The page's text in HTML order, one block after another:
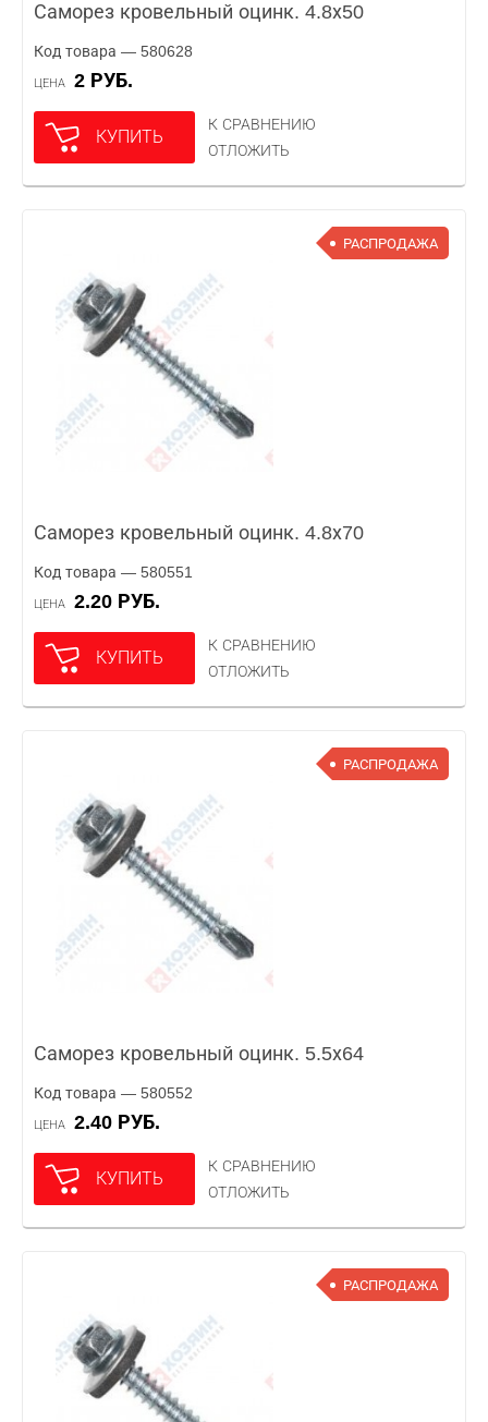
Саморез кровельный оцинк. 4.8х50
Код товара — 580628
ЦЕНА 2 РУБ.
КУПИТЬ
К СРАВНЕНИЮ
ОТЛОЖИТЬ
РАСПРОДАЖА
Саморез кровельный оцинк. 4.8х70
Код товара — 580551
ЦЕНА 2.20 РУБ.
КУПИТЬ
К СРАВНЕНИЮ
ОТЛОЖИТЬ
РАСПРОДАЖА
Саморез кровельный оцинк. 5.5х64
Код товара — 580552
ЦЕНА 2.40 РУБ.
КУПИТЬ
К СРАВНЕНИЮ
ОТЛОЖИТЬ
РАСПРОДАЖА